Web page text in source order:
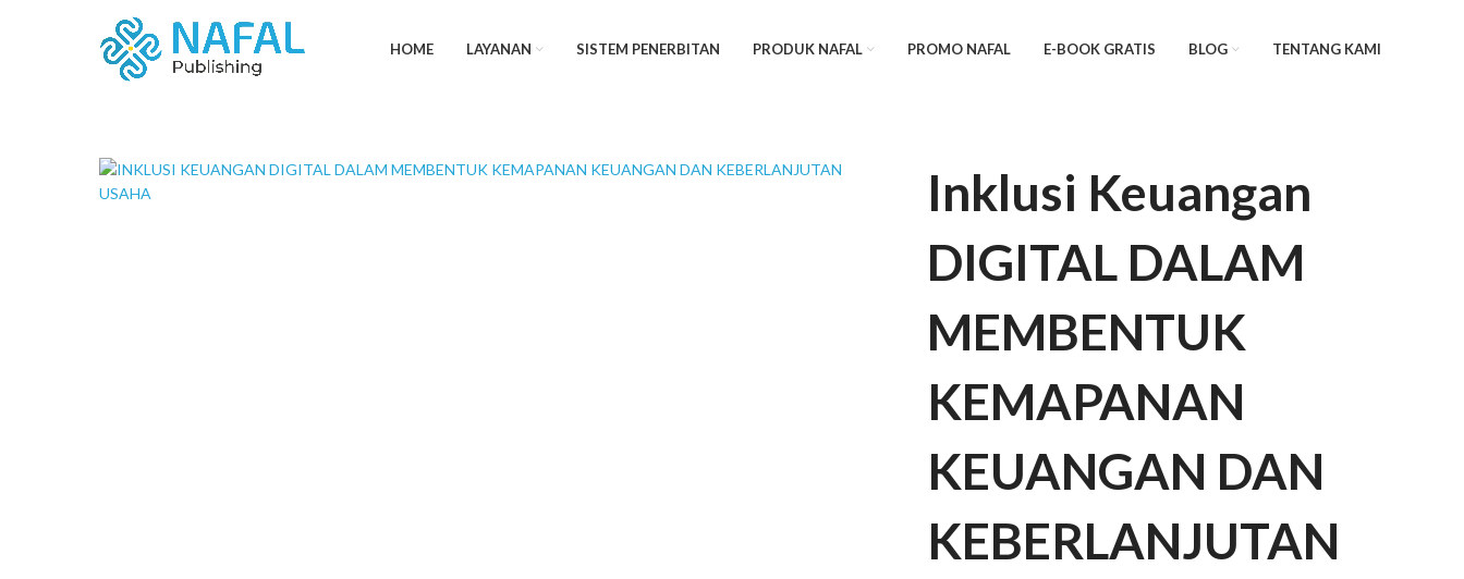
HOME LAYANAN SISTEM PENERBITAN PRODUK NAFAL PROMO NAFAL E-BOOK GRATIS BLOG TENTANG KAMI
Inklusi Keuangan
DIGITAL DALAM
MEMBENTUK
KEMAPANAN
KEUANGAN DAN
KEBERLANJUTAN